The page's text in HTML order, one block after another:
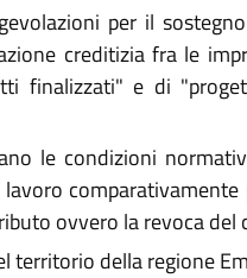
per il
creditizia fra le
finalizzati" e di
le condizioni
comparativamente
ovvero la revoca del
territorio della regione